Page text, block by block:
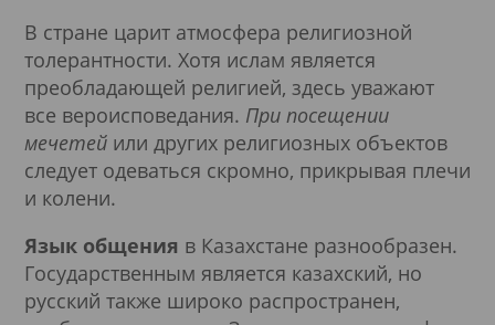
В стране царит атмосфера религиозной
толерантности. Хотя ислам является
преобладающей религией, здесь уважают
все вероисповедания. При посещении
мечетей или других религиозных объектов
следует одеваться скромно, прикрывая плечи
и колени.
Язык общения в Казахстане разнообразен.
Государственным является казахский, но
русский также широко распространен,